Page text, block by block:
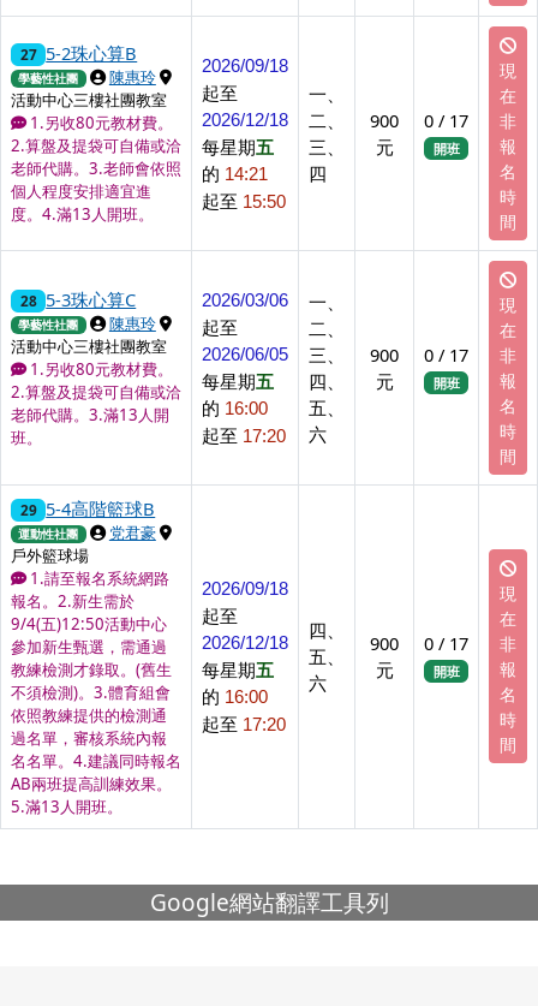
27 5-2珠心算B
學藝性社團 上課講師
陳惠玲
上課地點
活動中心三樓社團教室
1.另收80元教材費。
2.算盤及提袋可自備或洽
老師代購。3.老師會依照
個人程度安排適宜進
度。4.滿13人開班。
2026/09/18
起至
2026/12/18
每星期五
的 14:21
起至 15:50
一、
二、
三、
四
900
元
0 / 17
開班
現
在
非
報
名
時
間
28 5-3珠心算C
學藝性社團 上課講師
陳惠玲
上課地點
活動中心三樓社團教室
1.另收80元教材費。
2.算盤及提袋可自備或洽
老師代購。3.滿13人開
班。
2026/03/06
起至
2026/06/05
每星期五
的 16:00
起至 17:20
一、
二、
三、
四、
五、
六
900
元
0 / 17
開班
現
在
非
報
名
時
間
29 5-4高階籃球B
運動性社團 上課講師
党君豪
上課地點
戶外籃球場
1.請至報名系統網路
報名。2.新生需於
9/4(五)12:50活動中心
參加新生甄選，需通過
教練檢測才錄取。(舊生
不須檢測)。3.體育組會
依照教練提供的檢測通
過名單，審核系統內報
名名單。4.建議同時報名
AB兩班提高訓練效果。
5.滿13人開班。
2026/09/18
起至
2026/12/18
每星期五
的 16:00
起至 17:20
四、
五、
六
900
元
0 / 17
開班
現
在
非
報
名
時
間
下中左區域內容Google網站翻譯工具列